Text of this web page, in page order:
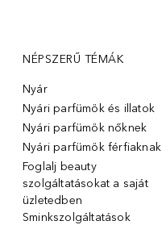
NÉPSZERŰ TÉMÁK
Nyár
Nyári parfümök és illatok
Nyári parfümök nőknek
Nyári parfümök férfiaknak
Foglalj beauty
szolgáltatásokat a saját
üzletedben
Sminkszolgáltatások